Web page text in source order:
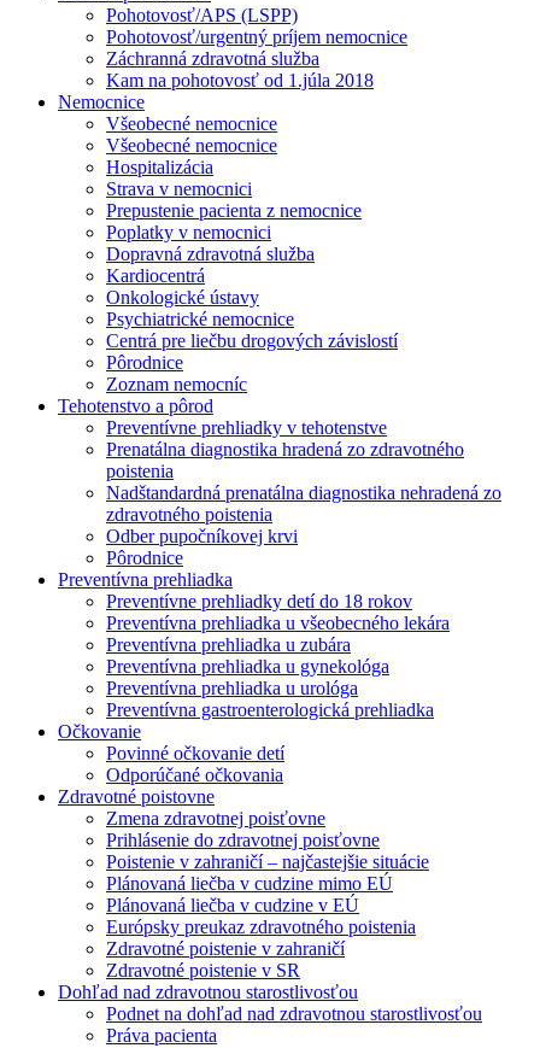
Pohotovosť/APS (LSPP)
Pohotovosť/urgentný príjem nemocnice
Záchranná zdravotná služba
Kam na pohotovosť od 1.júla 2018
Nemocnice
Všeobecné nemocnice
Všeobecné nemocnice
Hospitalizácia
Strava v nemocnici
Prepustenie pacienta z nemocnice
Poplatky v nemocnici
Dopravná zdravotná služba
Kardiocentrá
Onkologické ústavy
Psychiatrické nemocnice
Centrá pre liečbu drogových závislostí
Pôrodnice
Zoznam nemocníc
Tehotenstvo a pôrod
Preventívne prehliadky v tehotenstve
Prenatálna diagnostika hradená zo zdravotného
poistenia
Nadštandardná prenatálna diagnostika nehradená zo
zdravotného poistenia
Odber pupočníkovej krvi
Pôrodnice
Preventívna prehliadka
Preventívne prehliadky detí do 18 rokov
Preventívna prehliadka u všeobecného lekára
Preventívna prehliadka u zubára
Preventívna prehliadka u gynekológa
Preventívna prehliadka u urológa
Preventívna gastroenterologická prehliadka
Očkovanie
Povinné očkovanie detí
Odporúčané očkovania
Zdravotné poistovne
Zmena zdravotnej poisťovne
Prihlásenie do zdravotnej poisťovne
Poistenie v zahraničí – najčastejšie situácie
Plánovaná liečba v cudzine mimo EÚ
Plánovaná liečba v cudzine v EÚ
Európsky preukaz zdravotného poistenia
Zdravotné poistenie v zahraničí
Zdravotné poistenie v SR
Dohľad nad zdravotnou starostlivosťou
Podnet na dohľad nad zdravotnou starostlivosťou
Práva pacienta